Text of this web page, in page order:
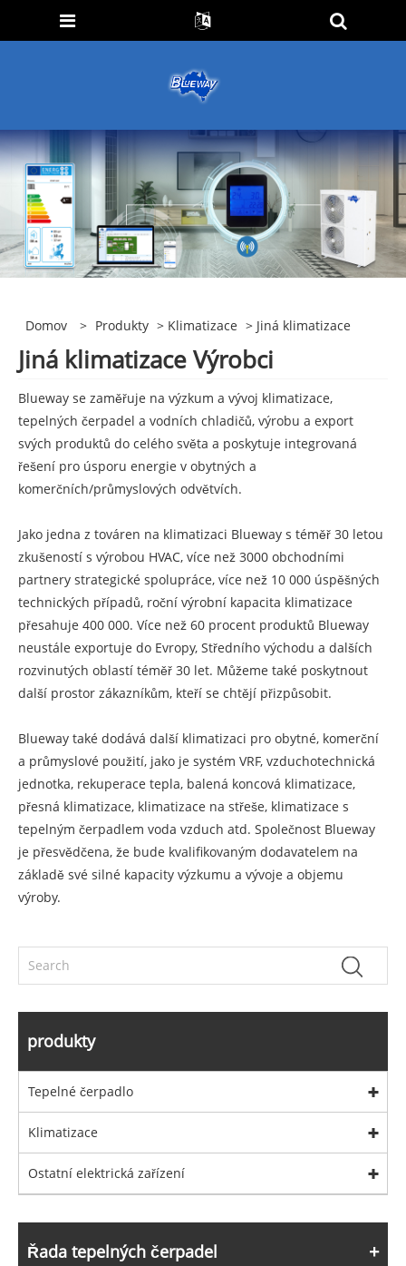
Domov > Produkty > Klimatizace > Jiná klimatizace
Jiná klimatizace Výrobci
Blueway se zaměřuje na výzkum a vývoj klimatizace,
tepelných čerpadel a vodních chladičů, výrobu a export
svých produktů do celého světa a poskytuje integrovaná
řešení pro úsporu energie v obytných a
komerčních/průmyslových odvětvích.
Jako jedna z továren na klimatizaci Blueway s téměř 30 letou
zkušeností s výrobou HVAC, více než 3000 obchodními
partnery strategické spolupráce, více než 10 000 úspěšných
technických případů, roční výrobní kapacita klimatizace
přesahuje 400 000. Více než 60 procent produktů Blueway
neustále exportuje do Evropy, Středního východu a dalších
rozvinutých oblastí téměř 30 let. Můžeme také poskytnout
další prostor zákazníkům, kteří se chtějí přizpůsobit.
Blueway také dodává další klimatizaci pro obytné, komerční
a průmyslové použití, jako je systém VRF, vzduchotechnická
jednotka, rekuperace tepla, balená koncová klimatizace,
přesná klimatizace, klimatizace na střeše, klimatizace s
tepelným čerpadlem voda vzduch atd. Společnost Blueway
je přesvědčena, že bude kvalifikovaným dodavatelem na
základě své silné kapacity výzkumu a vývoje a objemu
výroby.
produkty
Tepelné čerpadlo
Klimatizace
Ostatní elektrická zařízení
Řada tepelných čerpadel